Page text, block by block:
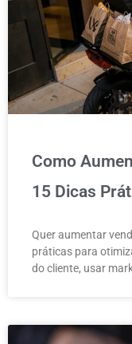
Como
15 Dicas
Quer aumentar
práticas para
do cliente, usar